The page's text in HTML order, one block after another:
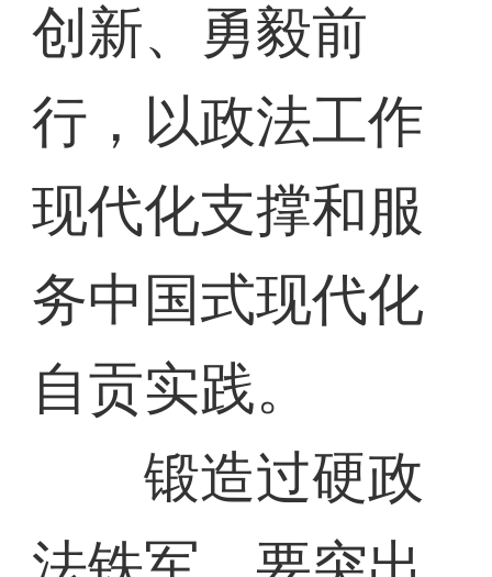
创新、勇毅前
行，以政法工作
现代化支撑和服
务中国式现代化
自贡实践。
锻造过硬政